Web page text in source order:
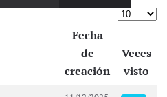
Cantidad
Fecha
de
creación
Veces
visto